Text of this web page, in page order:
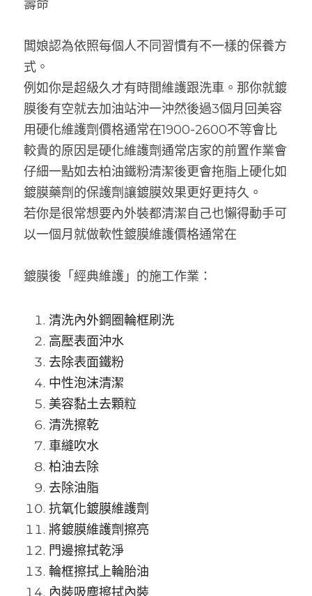
壽命
闆娘認為依照每個人不同習慣有不一樣的保養方
式。
例如你是超級久才有時間維護跟洗車。那你就鍍
膜後有空就去加油站沖一沖然後過3個月回美容
用硬化維護劑價格通常在1900-2600不等會比
較貴的原因是硬化維護劑通常店家的前置作業會
仔細一點如去柏油鐵粉清潔後更會拖脂上硬化如
鍍膜藥劑的保護劑讓鍍膜效果更好更持久 。
若你是很常想要內外裝都清潔自己也懶得動手可
以一個月就做軟性鍍膜維護價格通常在
鍍膜後「經典維護」的施工作業：
清洗內外鋼圈輪框刷洗
高壓表面沖水
去除表面鐵粉
中性泡沫清潔
美容黏土去顆粒
清洗擦乾
車縫吹水
柏油去除
去除油脂
抗氧化鍍膜維護劑
將鍍膜維護劑擦亮
門邊擦拭乾淨
輪框擦拭上輪胎油
內裝吸塵擦拭內裝